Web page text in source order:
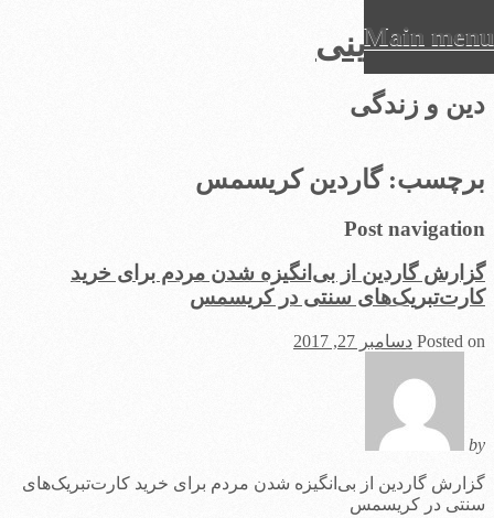
عرفان دینی
دین و زندگی
Main menu
to
content
برچسب:گاردین کریسمس
Post navigation
گزارش گاردین از بی‌انگیزه شدن مردم برای خرید
کارت‌تبریک‌های سنتی در کریسمس
Posted on دسامبر 27, 2017
by
گزارش گاردین از بی‌انگیزه شدن مردم برای خرید کارت‌تبریک‌های
سنتی در کریسمس